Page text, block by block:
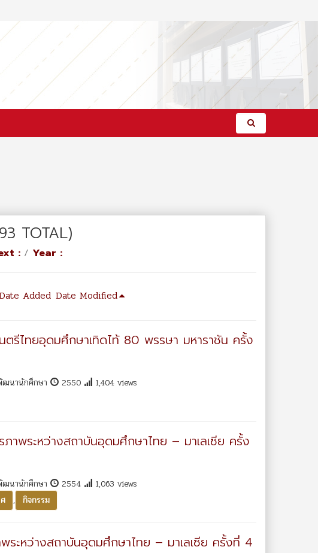
TOTAL)
: / Year :
Added Date Modified
ตรีไทยอุดมศึกษาเทิดไท้ 80 พรรษา มหาราชัน ครั้ง
ฒนานักศึกษา 2550
1,404 views
าพระหว่างสถาบันอุดมศึกษาไทย – มาเลเซีย ครั้ง
ฒนานักศึกษา 2554
1,063 views
, กิจกรรม
ระหว่างสถาบันอุดมศึกษาไทย – มาเลเซีย ครั้งที่ 4